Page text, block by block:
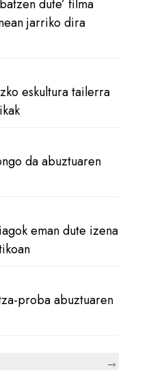
dute’ filma
jarriko dira
eskultura tailerra
da abuztuaren
eman dute izena
proba abuztuaren